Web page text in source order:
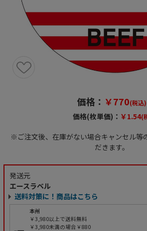
価格： ￥770(税込)
価格(枚単価)： ￥1.54(
※ご注文後、在庫がない場合キャンセル等
だきます。
発送元
エースラベル
送料対策に！商品はこちら
本州
￥3,980以上で送料無料
￥3,980未満の場合￥880